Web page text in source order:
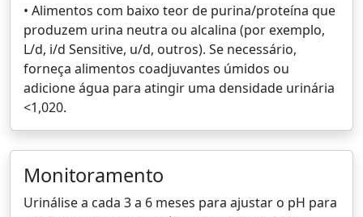
• Alimentos com baixo teor de purina/proteína que
produzem urina neutra ou alcalina (por exemplo,
L/d, i/d Sensitive, u/d, outros). Se necessário,
forneça alimentos coadjuvantes úmidos ou
adicione água para atingir uma densidade urinária
<1,020.
Monitoramento
Urinálise a cada 3 a 6 meses para ajustar o pH para